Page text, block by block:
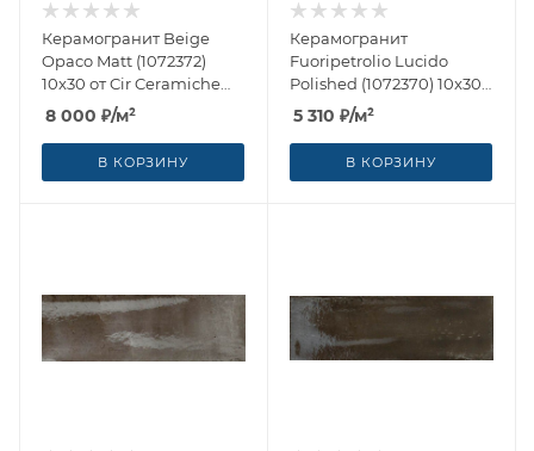
Керамогранит Beige
Opaco Matt (1072372)
10x30 от Cir Ceramiche
(Италия)
8 000 ₽/м²
В КОРЗИНУ
Керамогранит
Fuoripetrolio Lucido
Polished (1072370) 10x30
от Cir Ceramiche (Италия)
5 310 ₽/м²
В КОРЗИНУ